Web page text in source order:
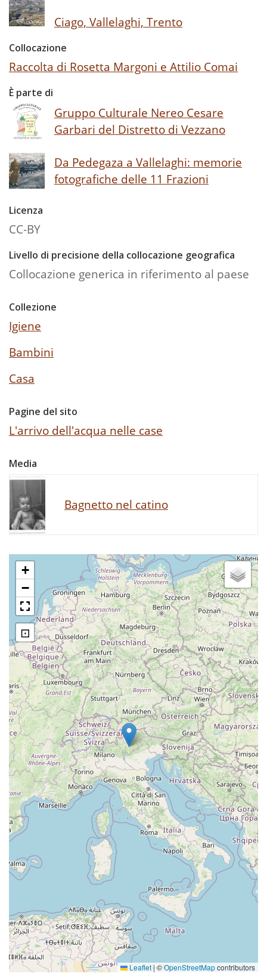
Ciago, Vallelaghi, Trento
Collocazione
Raccolta di Rosetta Margoni e Attilio Comai
È parte di
Gruppo Culturale Nereo Cesare
Garbari del Distretto di Vezzano
Da Pedegaza a Vallelaghi: memorie
fotografiche delle 11 Frazioni
Licenza
CC-BY
Livello di precisione della collocazione geografica
Collocazione generica in riferimento al paese
Collezione
Igiene
Bambini
Casa
Pagine del sito
L'arrivo dell'acqua nelle case
Media
Bagnetto nel catino
+
−
⊡
Leaflet|©OpenStreetMapcontributors